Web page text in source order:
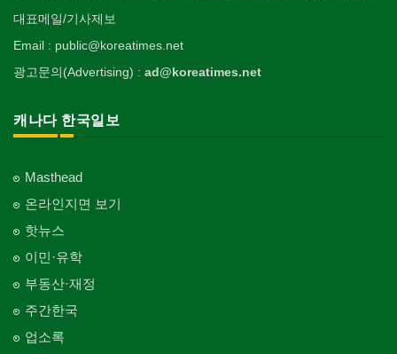
대표메일/기사제보
Email : public@koreatimes.net
광고문의(Advertising) : ad@koreatimes.net
캐나다 한국일보
Masthead
온라인지면 보기
핫뉴스
이민·유학
부동산·재정
주간한국
업소록